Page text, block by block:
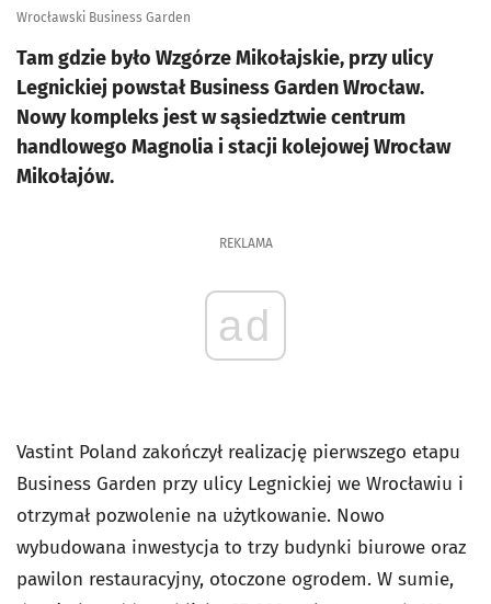
Wrocławski Business Garden
Tam gdzie było Wzgórze Mikołajskie, przy ulicy
Legnickiej powstał Business Garden Wrocław.
Nowy kompleks jest w sąsiedztwie centrum
handlowego Magnolia i stacji kolejowej Wrocław
Mikołajów.
REKLAMA
ad
Vastint Poland zakończył realizację pierwszego etapu
Business Garden przy ulicy Legnickiej we Wrocławiu i
otrzymał pozwolenie na użytkowanie. Nowo
wybudowana inwestycja to trzy budynki biurowe oraz
pawilon restauracyjny, otoczone ogrodem. W sumie,